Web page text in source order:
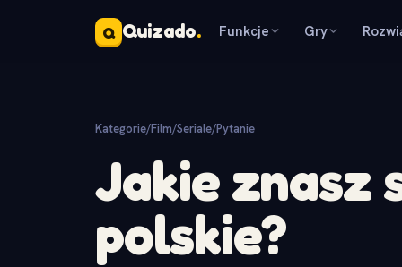
Q Quizado. Funkcje Gry
Kategorie/Film/Seriale/Pytanie
Jakie znasz
polskie?